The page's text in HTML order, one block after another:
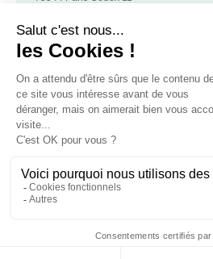
Contact
Une question, une suggestion ?
N’hésitez pas à nous contacter :
Contacter nous
Association loi 1901 d’intérêt général, à
05 Octobre 2016 à la Préfecture de